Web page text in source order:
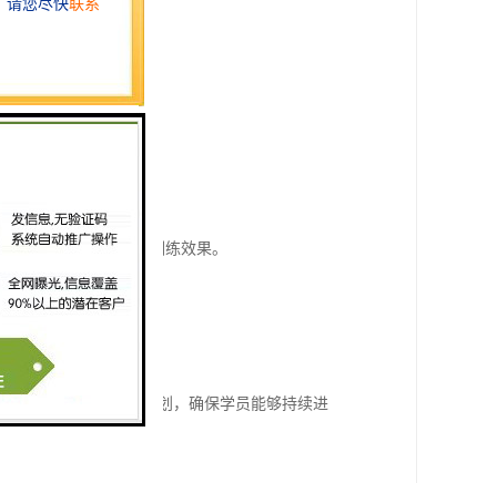
体素质。
痛和不适。
自我认同感。
位学员都能获得的训练效果。
保持积的心态。
方法，避免受伤。
根据需要调整训练计划，确保学员能够持续进